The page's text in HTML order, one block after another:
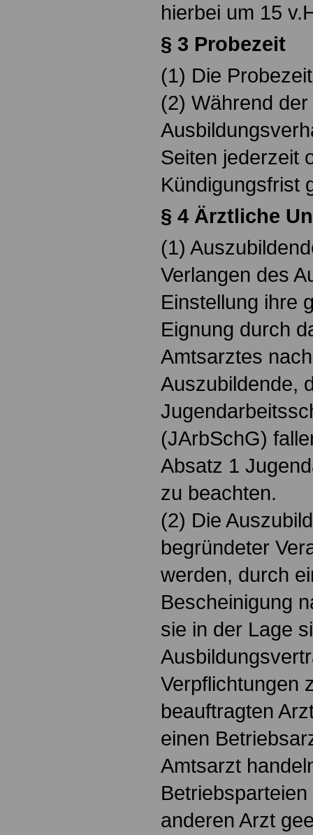
hierbei um 15
§ 3 Probezeit
(1) Die
(2) Während
Seiten jederzeit
Kündigungsfrist
§ 4 Ärztliche
(1)
Verlangen des
Einstellung ihre
Eignung durch
Amtsarztes
Auszubildende,
(JArbSchG)
Absatz 1
zu beachten.
(2) Die
begründeter
werden, durch
Bescheinigung
sie in der Lage
Verpflichtungen
beauftragten
einen
Amtsarzt
anderen Arzt